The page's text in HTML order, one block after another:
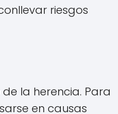
riesgos
la herencia. Para
en causas